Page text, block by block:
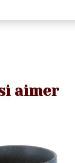
aimer